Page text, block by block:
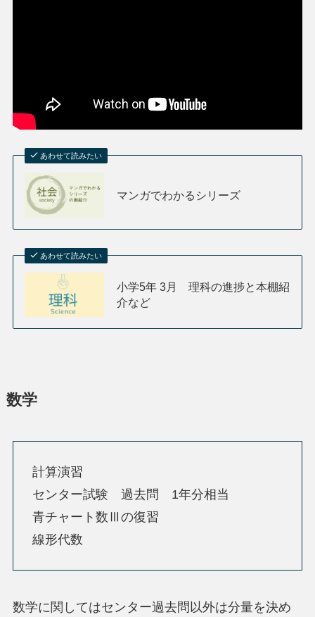
あわせて読みたい
マンガでわかるシリーズ
あわせて読みたい
小学5年 3月 理科の進捗と本棚紹
介など
数学
計算演習
センター試験 過去問 1年分相当
青チャート数Ⅲの復習
線形代数
数学に関してはセンター過去問以外は分量を決め